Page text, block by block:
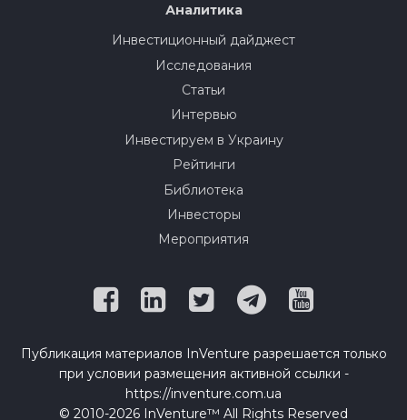
Аналитика
Инвестиционный дайджест
Исследования
Статьи
Интервью
Инвестируем в Украину
Рейтинги
Библиотека
Инвесторы
Мероприятия
Публикация материалов InVenture разрешается только
при условии размещения активной ссылки -
https://inventure.com.ua
© 2010-2026 InVenture™ All Rights Reserved